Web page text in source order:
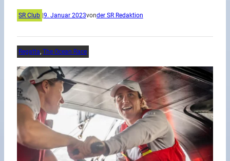
SR Club 9. Januar 2023vonder SR Redaktion
Regatta, The Ocean Race